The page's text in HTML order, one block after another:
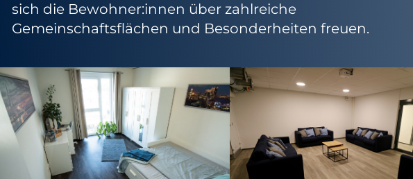
e
sich die Bewohner:innen über zahlreiche
Gemeinschaftsflächen und Besonderheiten freuen.